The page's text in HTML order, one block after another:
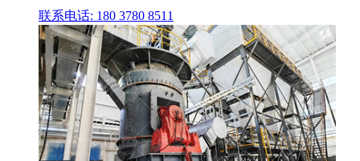
联系电话: 180 3780 8511